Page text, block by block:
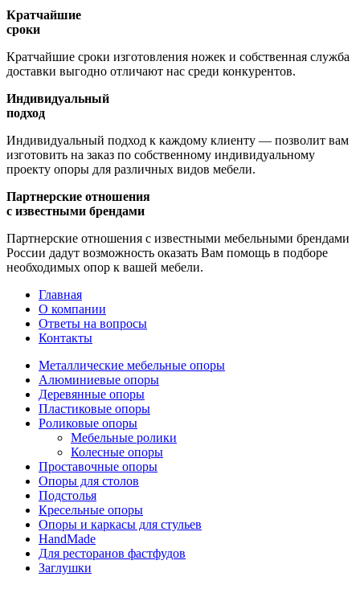
Кратчайшие
сроки
Кратчайшие сроки изготовления ножек и собственная служба
доставки выгодно отличают нас среди конкурентов.
Индивидуальный
подход
Индивидуальный подход к каждому клиенту — позволит вам
изготовить на заказ по собственному индивидуальному
проекту опоры для различных видов мебели.
Партнерские отношения
с известными брендами
Партнерские отношения с известными мебельными брендами
России дадут возможность оказать Вам помощь в подборе
необходимых опор к вашей мебели.
Главная
О компании
Ответы на вопросы
Контакты
Металлические мебельные опоры
Алюминиевые опоры
Деревянные опоры
Пластиковые опоры
Роликовые опоры
Мебельные ролики
Колесные опоры
Проставочные опоры
Опоры для столов
Подстолья
Кресельные опоры
Опоры и каркасы для стульев
HandMade
Для ресторанов фастфудов
Заглушки